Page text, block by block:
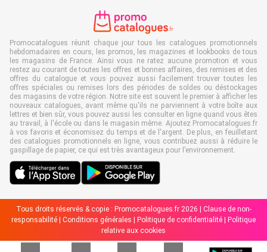
Promocatalogues réunit chaque jour tous les catalogues promotionnels
hebdomadaires en cours, les promos, les magazines et lookbooks de tous
les magasins de France. Ainsi vous ne ratez aucune promotion et vous
restez au courant de toutes les offres et bonnes affaires, des remises et des
offres du catalogue et vous pouvez aussi facilement trouver toutes les
offres spéciales ou remises lors des périodes de soldes ou déstockages
des magasins de votre région. Notre site est souvent le premier à afficher les
nouveaux catalogues, avant même qu'ils ne parviennent à votre boîte aux
lettres et bien sûr, vous pouvez aussi les consulter en ligne quand vous êtes
au travail, à l'école ou dans le magasin même. Ajoutez Promocatalogues.fr
à vos favoris et économisez du temps et de l'argent. De plus, en feuilletant
des catalogues promotionnels en ligne, vous contribuez aussi à réduire le
gaspillage de papier, ce qui est très avantageux pour l’environnement.
Tous droits réservés & copie : Promocatalogues.fr 2026 | Clause de non-
responsabilité
Conditions générales Politique de confidentialité
Politique
relative aux cookies